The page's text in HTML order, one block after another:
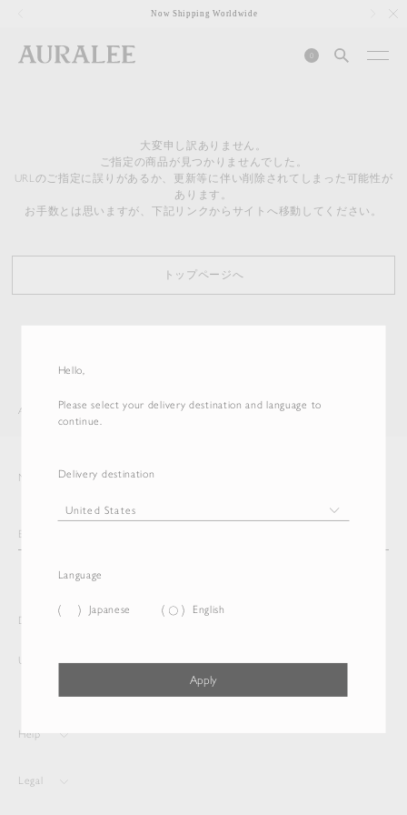
Hello,
Please select your delivery destination and language to
continue.
Delivery destination
Language
Japanese English
Apply
Now Shipping Worldwide
0
大変申し訳ありません。
ご指定の商品が見つかりませんでした。
URLのご指定に誤りがあるか、更新等に伴い削除されてしまった可能性が
あります。
お手数とは思いますが、下記リンクからサイトへ移動してください。
トップページへ
AURALEE ITEM
Newsletter
Delivery destination and Language
United States English
Help
Legal